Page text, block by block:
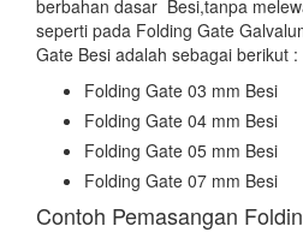
berbahan dasar Besi,tanpa
seperti pada Folding Gate
Gate Besi adalah sebagai berikut :
Folding Gate 03 mm Besi
Folding Gate 04 mm Besi
Folding Gate 05 mm Besi
Folding Gate 07 mm Besi
Contoh Pemasangan